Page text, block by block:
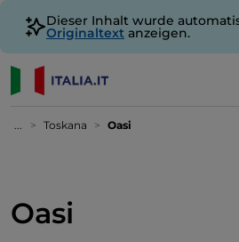
Dieser Inhalt wurde
Originaltext anzeigen.
... Toskana Oasi
Oasi